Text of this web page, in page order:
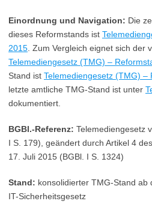
Einordnung und Navigation: Die
dieses Reformstands ist
2015 . Zum Vergleich eignet sich der
Telemediengesetz (TMG) –
Stand ist Telemediengesetz (TMG) –
letzte amtliche TMG-Stand ist unter
dokumentiert.
BGBl.-Referenz: Telemediengesetz
I S. 179), geändert durch Artikel 4
17. Juli 2015 (BGBl. I S. 1324)
Stand: konsolidierter TMG-Stand ab
IT-Sicherheitsgesetz